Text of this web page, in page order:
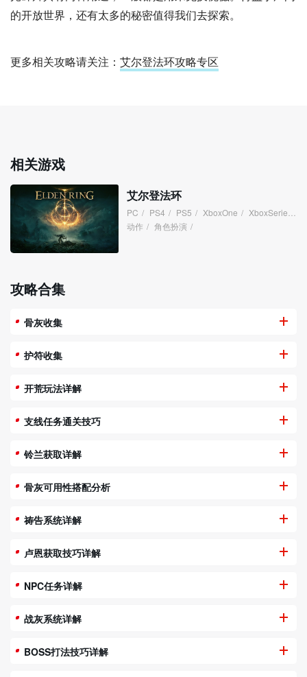
的开放世界，还有太多的秘密值得我们去探索。
更多相关攻略请关注： 艾尔登法环攻略专区
相关游戏
艾尔登法环
PC / PS4 / PS5 / XboxOne / XboxSeries
动作 / 角色扮演 /
攻略合集
骨灰收集
护符收集
开荒玩法详解
支线任务通关技巧
铃兰获取详解
骨灰可用性搭配分析
祷告系统详解
卢恩获取技巧详解
NPC任务详解
战灰系统详解
BOSS打法技巧详解